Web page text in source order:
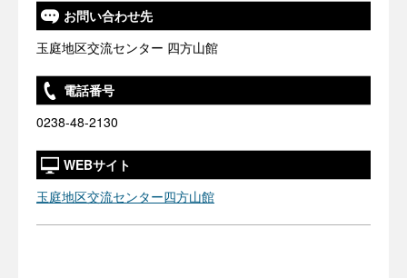
お問い合わせ先
玉庭地区交流センター 四方山館
電話番号
0238-48-2130
WEBサイト
玉庭地区交流センター四方山館